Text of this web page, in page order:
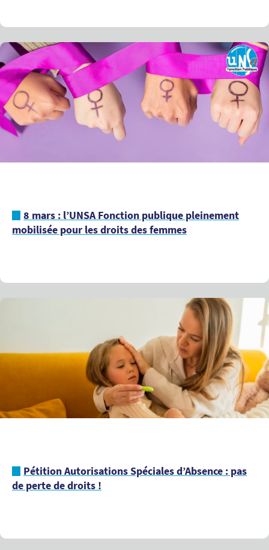
8 mars : l’UNSA Fonction publique pleinement
mobilisée pour les droits des femmes
Pétition Autorisations Spéciales d’Absence : pas
de perte de droits !